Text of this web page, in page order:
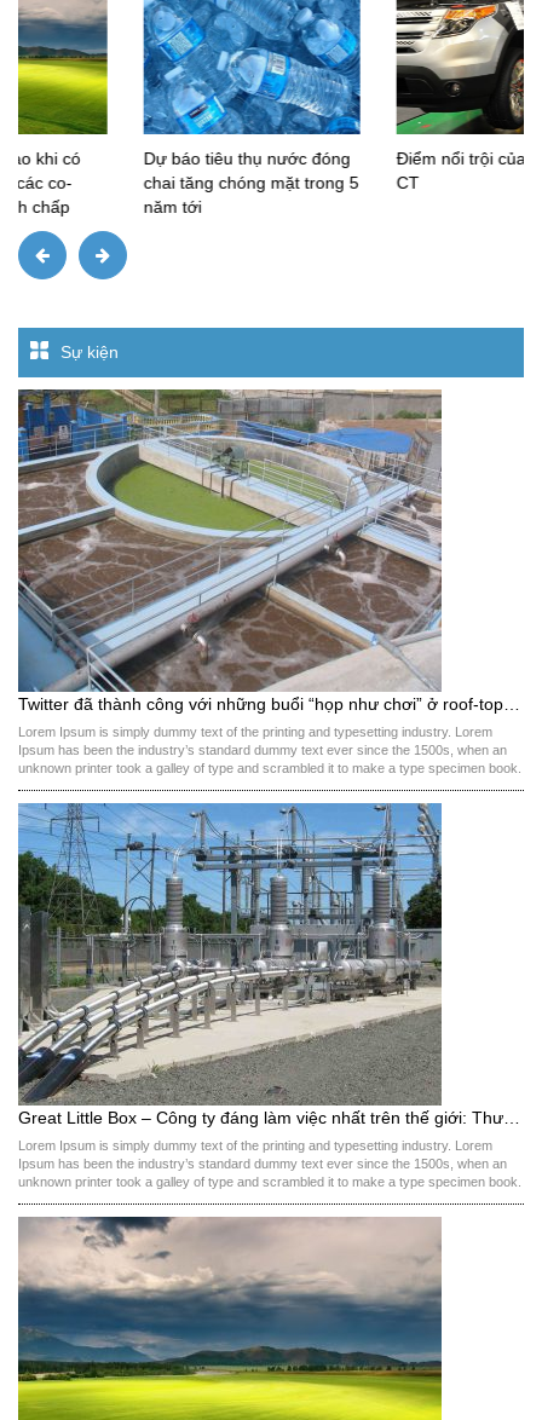
Dự báo tiêu thụ nước đóng
chai tăng chóng mặt trong 5
năm tới
Điểm nổi trội của hệ EU 55
CT
Sự kiện
Lorem Ipsum is simply dummy text of the printing and typesetting industry. Lorem
Ipsum has been the industry’s standard dummy text ever since the 1500s, when an
unknown printer took a galley of type and scrambled it to make a type specimen book.
Lorem Ipsum is simply dummy text of the printing and typesetting industry. Lorem
Ipsum has been the industry’s standard dummy text ever since the 1500s, when an
unknown printer took a galley of type and scrambled it to make a type specimen book.